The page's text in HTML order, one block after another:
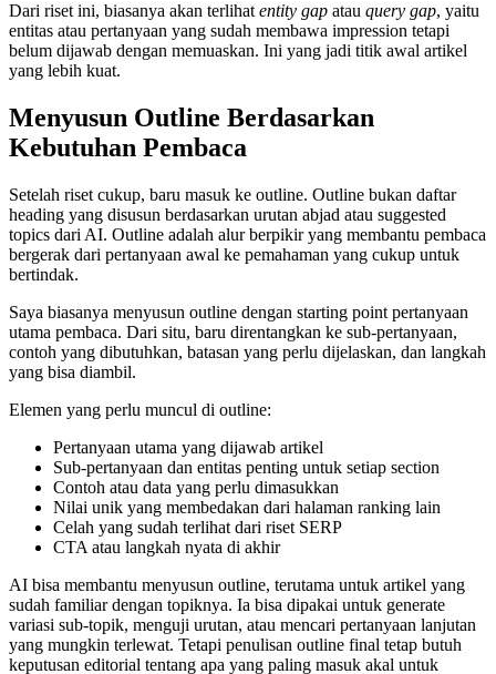
Dari riset ini, biasanya akan terlihat entity gap atau query gap, yaitu
entitas atau pertanyaan yang sudah membawa impression tetapi
belum dijawab dengan memuaskan. Ini yang jadi titik awal artikel
yang lebih kuat.
Menyusun Outline Berdasarkan
Kebutuhan Pembaca
Setelah riset cukup, baru masuk ke outline. Outline bukan daftar
heading yang disusun berdasarkan urutan abjad atau suggested
topics dari AI. Outline adalah alur berpikir yang membantu pembaca
bergerak dari pertanyaan awal ke pemahaman yang cukup untuk
bertindak.
Saya biasanya menyusun outline dengan starting point pertanyaan
utama pembaca. Dari situ, baru direntangkan ke sub-pertanyaan,
contoh yang dibutuhkan, batasan yang perlu dijelaskan, dan langkah
yang bisa diambil.
Elemen yang perlu muncul di outline:
Pertanyaan utama yang dijawab artikel
Sub-pertanyaan dan entitas penting untuk setiap section
Contoh atau data yang perlu dimasukkan
Nilai unik yang membedakan dari halaman ranking lain
Celah yang sudah terlihat dari riset SERP
CTA atau langkah nyata di akhir
AI bisa membantu menyusun outline, terutama untuk artikel yang
sudah familiar dengan topiknya. Ia bisa dipakai untuk generate
variasi sub-topik, menguji urutan, atau mencari pertanyaan lanjutan
yang mungkin terlewat. Tetapi penulisan outline final tetap butuh
keputusan editorial tentang apa yang paling masuk akal untuk